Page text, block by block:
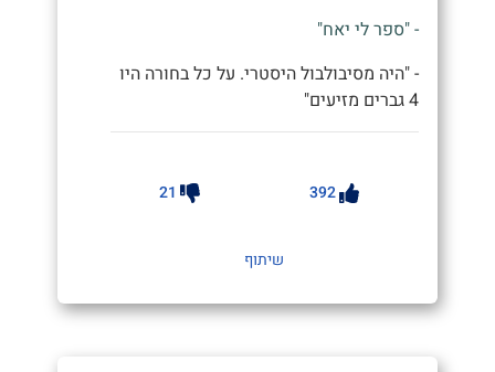
- "ספר לי יאח"
- "היה מסיבולבול היסטרי. על כל בחורה היו
4 גברים מזיעים"
392
21
שיתוף